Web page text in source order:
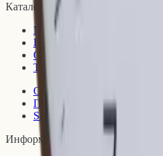
Каталог
Мебель
Предметы интерьера
Освещение
Текстиль для дома
Организация и хранение
Посуда
Sample Room
Информация